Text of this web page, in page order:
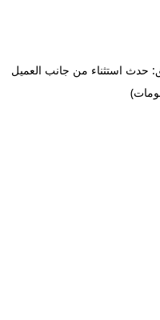
حدث استثناء من جانب العميل